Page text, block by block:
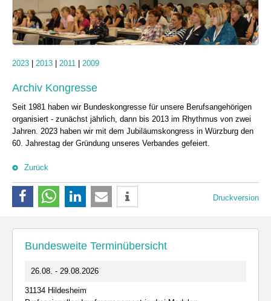
2023 2013 2011 2009
Archiv Kongresse
Seit 1981 haben wir Bundeskongresse für unsere Berufsangehörigen
organisiert - zunächst jährlich, dann bis 2013 im Rhythmus von zwei
Jahren. 2023 haben wir mit dem Jubiläumskongress in Würzburg den
60. Jahrestag der Gründung unseres Verbandes gefeiert.
Zurück
Druckversion
Bundesweite Terminübersicht
26.08. - 29.08.2026
31134 Hildesheim